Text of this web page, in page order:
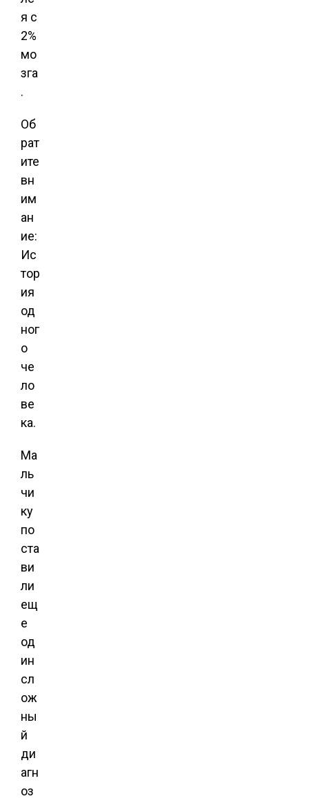
я с
2%
мо
зга
.
Об
рат
ите
вн
им
ан
ие:
Ис
тор
ия
од
ног
о
че
ло
ве
ка.
Ма
ль
чи
ку
по
ста
ви
ли
ещ
е
од
ин
сл
ож
ны
й
ди
агн
оз